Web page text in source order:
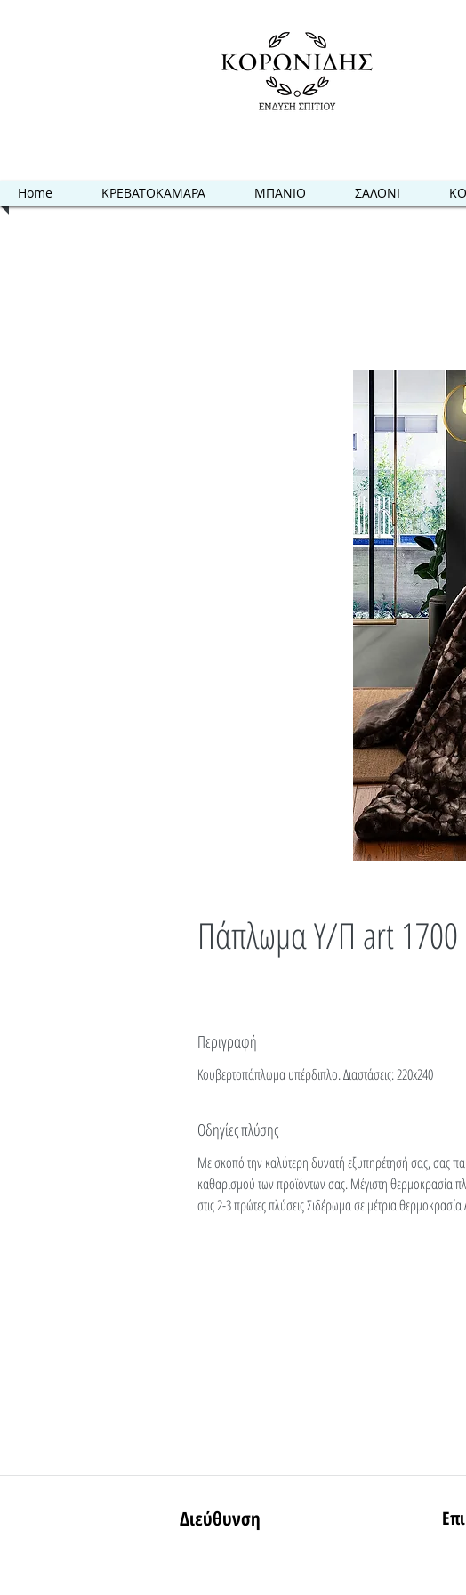
Home ΚΡΕΒΑΤΟΚΑΜΑΡΑ ΜΠΑΝΙΟ ΣΑΛΟΝΙ
Πάπλωμα Υ/Π art 1700
Περιγραφή
Κουβερτοπάπλωμα υπέρδιπλο. Διαστάσεις: 220x240
Οδηγίες πλύσης
Με σκοπό την καλύτερη δυνατή εξυπηρέτησή σας, σας
καθαρισμού των προϊόντων σας. Μέγιστη θερμοκρασία
στις 2-3 πρώτες πλύσεις Σιδέρωμα σε μέτρια θερμοκρασία
Διεύθυνση